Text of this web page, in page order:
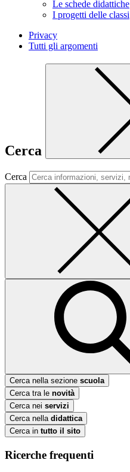
Le schede didattiche
I progetti delle classi
Privacy
Tutti gli argomenti
Cerca
Cerca
Cerca nella sezione scuola
Cerca tra le novità
Cerca nei servizi
Cerca nella didattica
Cerca in tutto il sito
Ricerche frequenti